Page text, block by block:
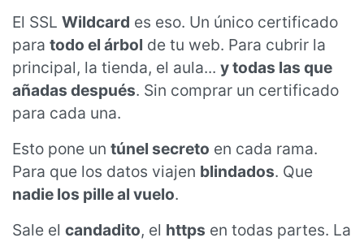
El SSL Wildcard es eso. Un único certificado
para todo el árbol de tu web. Para cubrir la
principal, la tienda, el aula... y todas las que
añadas después. Sin comprar un certificado
para cada una.
Esto pone un túnel secreto en cada rama.
Para que los datos viajen blindados. Que
nadie los pille al vuelo.
Sale el candadito, el https en todas partes. La